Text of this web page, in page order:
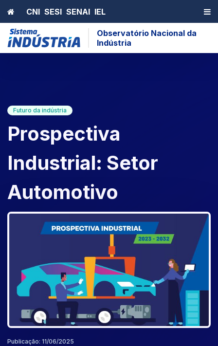
HomeCNI SESI SENAI IEL
Observatório Nacional da
Indústria
Futuro da indústria
Prospectiva
Industrial: Setor
Automotivo
Publicação: 11/06/2025